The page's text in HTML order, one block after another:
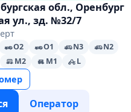
обл., Оренбург
ул., зд. №32/7
O2 O1 N3
N2
M2 M1 L
Оператор